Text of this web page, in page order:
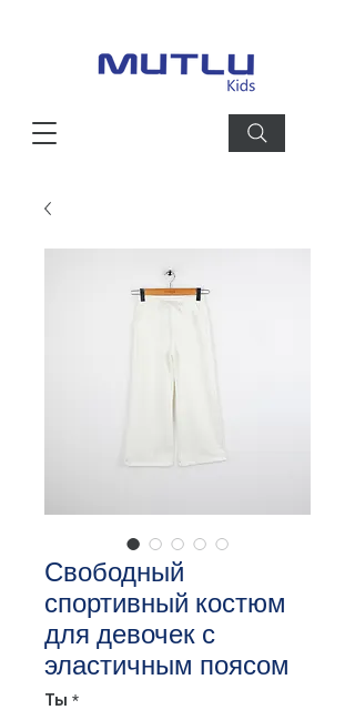
Свободный
спортивный костюм
для девочек с
эластичным поясом
Ты *